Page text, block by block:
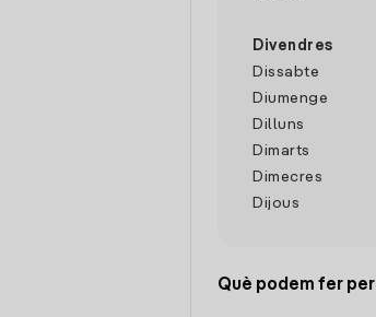
Divendres
Dissabte
Diumenge
Dilluns
Dimarts
Dimecres
Dijous
Què podem fer